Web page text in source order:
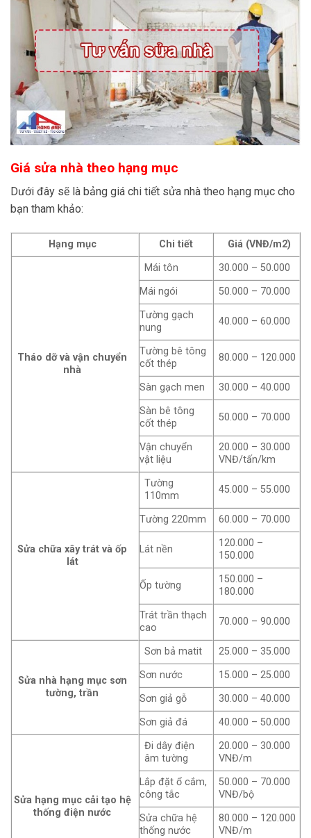
Giá sửa nhà theo hạng mục
Dưới đây sẽ là bảng giá chi tiết sửa nhà theo hạng mục cho
bạn tham khảo:
Hạng mục Chi tiết Giá (VNĐ/m2)
Tháo dỡ và vận chuyển
nhà
Mái tôn
30.000 – 50.000
Mái ngói
50.000 – 70.000
Tường gạch
nung
40.000 – 60.000
Tường bê tông
cốt thép
80.000 – 120.000
Sàn gạch men
30.000 – 40.000
Sàn bê tông
cốt thép
50.000 – 70.000
Vận chuyển
vật liệu
20.000 – 30.000
VNĐ/tấn/km
Sửa chữa xây trát và ốp
lát
Tường
110mm
45.000 – 55.000
Tường 220mm 60.000 – 70.000
Lát nền
120.000 –
150.000
Ốp tường
150.000 –
180.000
Trát trần thạch
cao
70.000 – 90.000
Sửa nhà hạng mục sơn
tường, trần
Sơn bả matit
25.000 – 35.000
Sơn nước
15.000 – 25.000
Sơn giả gỗ
30.000 – 40.000
Sơn giả đá
40.000 – 50.000
Sửa hạng mục cải tạo hệ
thống điện nước
Đi dây điện
âm tường
20.000 – 30.000
VNĐ/m
Lắp đặt ổ cắm,
công tắc
50.000 – 70.000
VNĐ/bộ
Sửa chữa hệ
thống nước
80.000 – 120.000
VNĐ/m